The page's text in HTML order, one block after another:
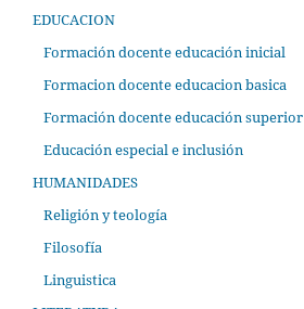
EDUCACION
Formación docente educación inicial
Formacion docente educacion basica
Formación docente educación superior
Educación especial e inclusión
HUMANIDADES
Religión y teología
Filosofía
Linguistica